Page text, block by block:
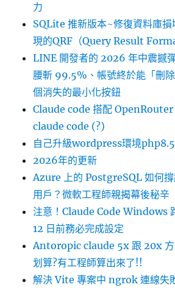
力
SQLite 推新版本~修復資料庫損
現的QRF（Query Result
LINE 開發者的 2026 年中震撼
腰斬 99.5%、帳號終於能「刪
個消失的最小化按鈕
Claude code 搭配 OpenRouter
claude code (?)
自己升級wordpress環境php8.5
2026年的更新
Azure 上的 PostgreSQL 如何
用戶？微軟工程師親揭幕後秘辛
注意！Claude Code Windows
12 日前務必完成設定
Antoropic claude 5x 跟 20x 方
划算?有工程師算出來了!!
解決 Vite 專案中 ngrok 連線失